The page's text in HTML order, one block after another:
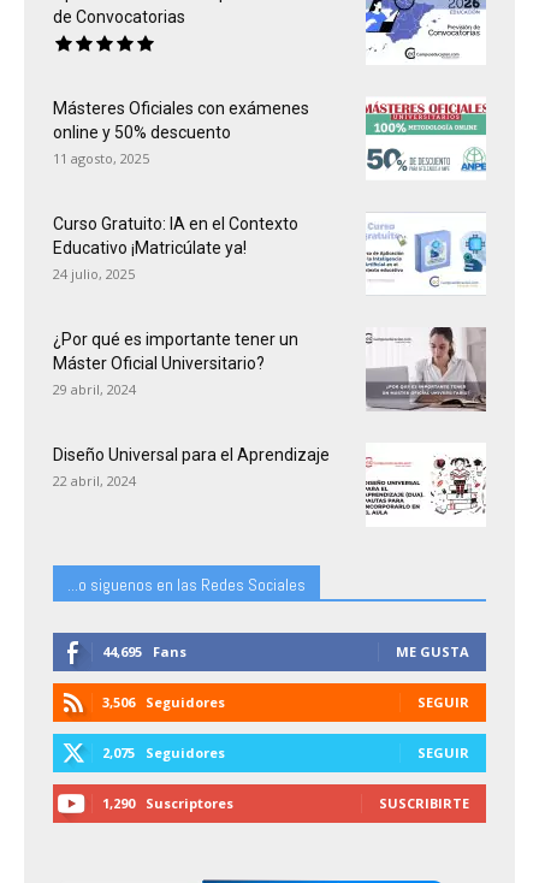
de Convocatorias
Másteres Oficiales con exámenes
online y 50% descuento
11 agosto, 2025
Curso Gratuito: IA en el Contexto
Educativo ¡Matricúlate ya!
24 julio, 2025
¿Por qué es importante tener un
Máster Oficial Universitario?
29 abril, 2024
Diseño Universal para el Aprendizaje
22 abril, 2024
...o siguenos en las Redes Sociales
44,695 Fans ME GUSTA
3,506 Seguidores SEGUIR
2,075 Seguidores SEGUIR
1,290 Suscriptores SUSCRIBIRTE